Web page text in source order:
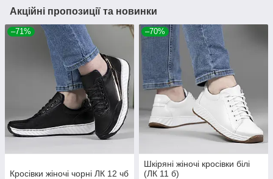
Акційні пропозиції та новинки
–71%
Кросівки жіночі чорні ЛК 12 чб
–70%
Шкіряні жіночі кросівки білі
(ЛК 11 б)